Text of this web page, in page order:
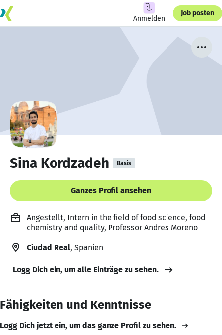
Anmelden
Job posten
Sina Kordzadeh Basis
Ganzes Profil ansehen
Angestellt, Intern in the field of food science, food
chemistry and quality, Professor Andres Moreno
Ciudad Real, Spanien
Logg Dich ein, um alle Einträge zu sehen.
Fähigkeiten und Kenntnisse
Logg Dich jetzt ein, um das ganze Profil zu sehen.